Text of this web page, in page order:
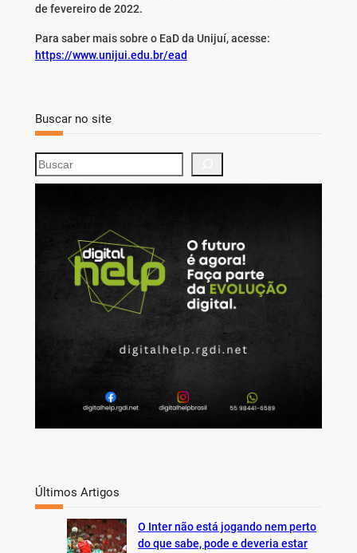
de fevereiro de 2022.
Para saber mais sobre o EaD da Unijuí, acesse:
https://www.unijui.edu.br/ead
Buscar no site
S
e
Últimos Artigos
O Inter não está jogando nem perto
do que sabe, pode e deveria estar